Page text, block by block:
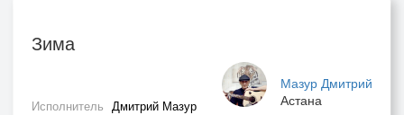
Зима
Мазур Дмитрий
Астана
Исполнитель Дмитрий Мазур